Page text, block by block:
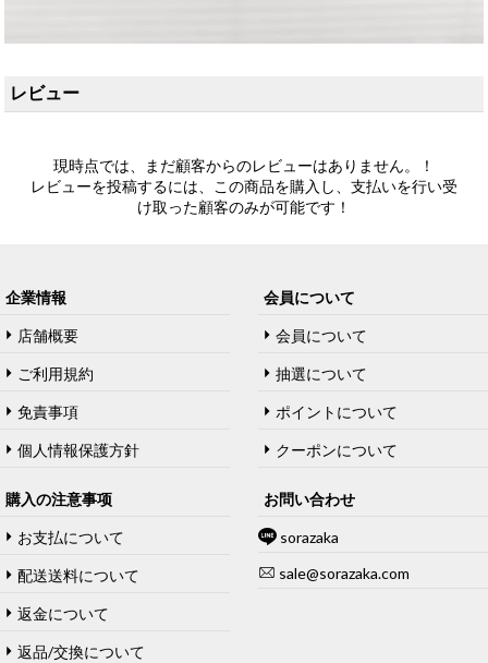
レビュー
現時点では、まだ顧客からのレビューはありません。！
レビューを投稿するには、この商品を購入し、支払いを行い受
け取った顧客のみが可能です！
企業情報
店舗概要
ご利用規約
免責事項
個人情報保護方針
会員について
会員について
抽選について
ポイントについて
クーポンについて
購入の注意事项
お支払について
配送送料について
返金について
返品/交換について
お問い合わせ
sorazaka
sale@sorazaka.com